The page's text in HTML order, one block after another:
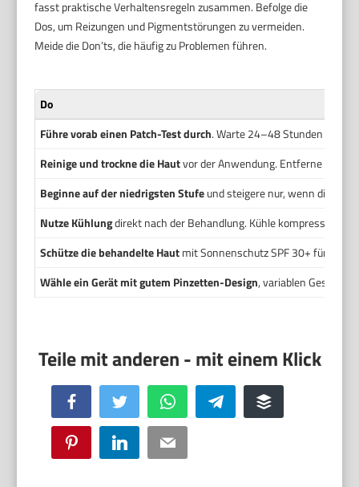
fasst praktische Verhaltensregeln zusammen. Befolge die
Dos, um Reizungen und Pigmentstörungen zu vermeiden.
Meide die Don’ts, die häufig zu Problemen führen.
Do
Führe vorab einen Patch-Test durch. Warte 24–48 Stunden und
Reinige und trockne die Hautvor der Anwendung. Entferne Öl und
Beginne auf der niedrigsten Stufeund steigere nur, wenn die
Nutze Kühlungdirekt nach der Behandlung. Kühle kompresse
Schütze die behandelte Hautmit Sonnenschutz SPF 30+ für
Wähle ein Gerät mit gutem Pinzetten-Design, variablen
Facebook Twitter WhatsApp Telegram Buffer
Pinterest LinkedIn Email